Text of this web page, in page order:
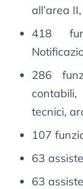
all’area
418
286
tecnici,
107
63
63